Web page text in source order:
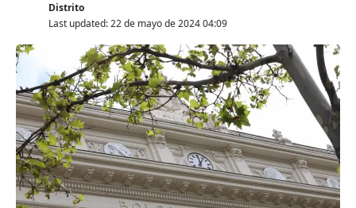
Last updated: 22 de mayo de 2024 04:09
Distrito